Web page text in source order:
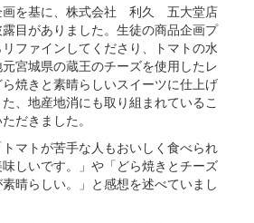
画を基に、株式会社 利久 五大堂店
目がありました。生徒の商品企画プ
ファインしてくださり、トマトの水
宮城県の蔵王のチーズを使用したレ
焼きと素晴らしいスイーツに仕上げ
、地産地消にも取り組まれているこ
だきました。
マトが苦手な人もおいしく食べられ
しいです。」や「どら焼きとチーズ
晴らしい。」と感想を述べていまし